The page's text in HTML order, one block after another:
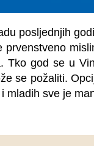
posljednjih
prvenstveno
Tko god se u
se požaliti.
mladih sve je